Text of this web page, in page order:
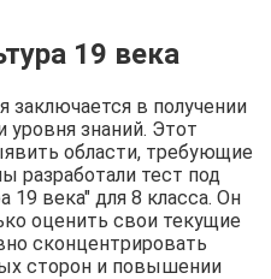
19 века
заключается в получении
уровня знаний. Этот
области, требующие
разработали тест под
19 века" для 8 класса. Он
оценить свои текущие
сконцентрировать
сторон и повышении